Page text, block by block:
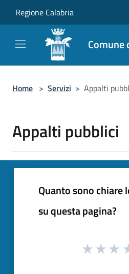
Regione Calabria
Comune
Home > Servizi > Appalti
Appalti pubblici
Quanto sono chiare
su questa pagina?